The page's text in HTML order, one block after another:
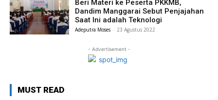
Beri Materi ke Peserta PKKMB,
Dandim Manggarai Sebut Penjajahan
Saat Ini adalah Teknologi
Adeputra Moses - 23 Agustus 2022
- Advertisement -
MUST READ